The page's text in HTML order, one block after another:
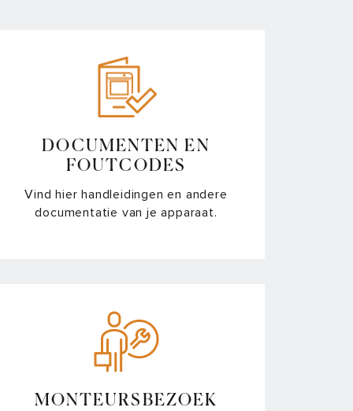
DOCUMENTEN EN
FOUTCODES
Vind hier handleidingen en andere
documentatie van je apparaat.
MONTEURSBEZOEK